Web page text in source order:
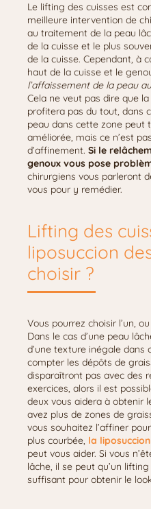
Le lifting des cuisses est
meilleure intervention de
au traitement de la peau
de la cuisse et le plus
de la cuisse. Cependant, à
haut de la cuisse et le
l’affaissement de la peau
Cela ne veut pas dire que
profitera pas du tout, dans
peau dans cette zone peut
améliorée, mais ce n’est
d’affinement. Si le
genoux vous pose
chirurgiens vous parleront
vous pour y remédier.
Lifting des
liposuccion
choisir ?
Vous pourrez choisir l’un,
Dans le cas d’une peau
d’une texture inégale dans
compter les dépôts de
disparaîtront pas avec des
exercices, alors il est
deux vous aidera à obtenir
avez plus de zones de
vous souhaitez l’affiner
plus courbée, la
peut vous aider. Si vous
lâche, il se peut qu’un
suffisant pour obtenir le